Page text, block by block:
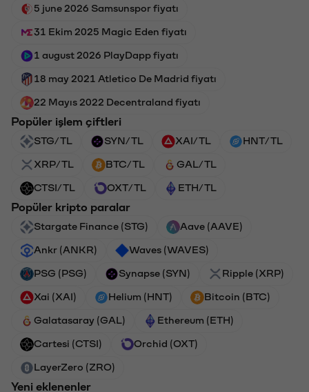
5 june 2026 Samsunspor fiyatı
31 Ekim 2025 Magic Eden fiyatı
1 august 2026 PlayDapp fiyatı
18 may 2021 Atletico De Madrid fiyatı
22 Mayıs 2022 Decentraland fiyatı
Popüler işlem çiftleri
STG/TL SYN/TL XAI/TL HNT/TL
XRP/TL BTC/TL GAL/TL
CTSI/TL OXT/TL ETH/TL
Popüler kripto paralar
Stargate Finance (STG) Aave (AAVE)
Ankr (ANKR) Waves (WAVES)
PSG (PSG) Synapse (SYN) Ripple (XRP)
Xai (XAI) Helium (HNT) Bitcoin (BTC)
Galatasaray (GAL) Ethereum (ETH)
Cartesi (CTSI) Orchid (OXT)
LayerZero (ZRO)
Yeni eklenenler